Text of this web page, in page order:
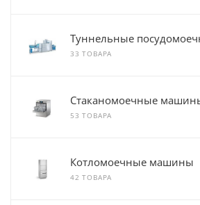
Туннельные
33 ТОВАРА
Стаканомоечные
53 ТОВАРА
Котломоечные машины
42 ТОВАРА